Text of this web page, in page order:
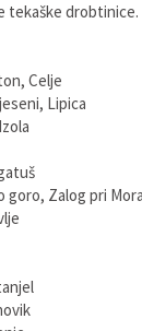
tekaške drobtinice.
Celje
Lipica
goro, Zalog pri